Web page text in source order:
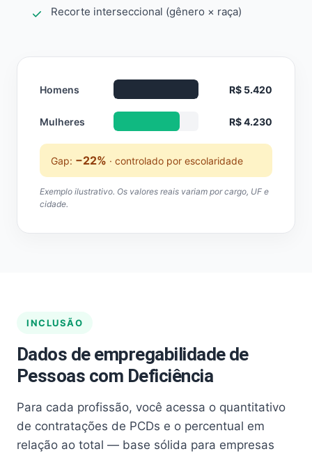
Recorte interseccional (gênero × raça)
Homens R$ 5.420
Mulheres R$ 4.230
Gap: −22% · controlado por escolaridade
Exemplo ilustrativo. Os valores reais variam por cargo, UF e
cidade.
INCLUSÃO
Dados de empregabilidade de
Pessoas com Deficiência
Para cada profissão, você acessa o quantitativo
de contratações de PCDs e o percentual em
relação ao total — base sólida para empresas